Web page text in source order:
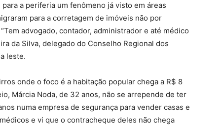
a periferia um fenômeno já visto em áreas
para a corretagem de imóveis não por
advogado, contador, administrador e até médico
da Silva, delegado do Conselho Regional dos
leste.
onde o foco é a habitação popular chega a R$ 8
Márcia Noda, de 32 anos, não se arrepende de ter
numa empresa de segurança para vender casas e
e vi que o contracheque deles não chega